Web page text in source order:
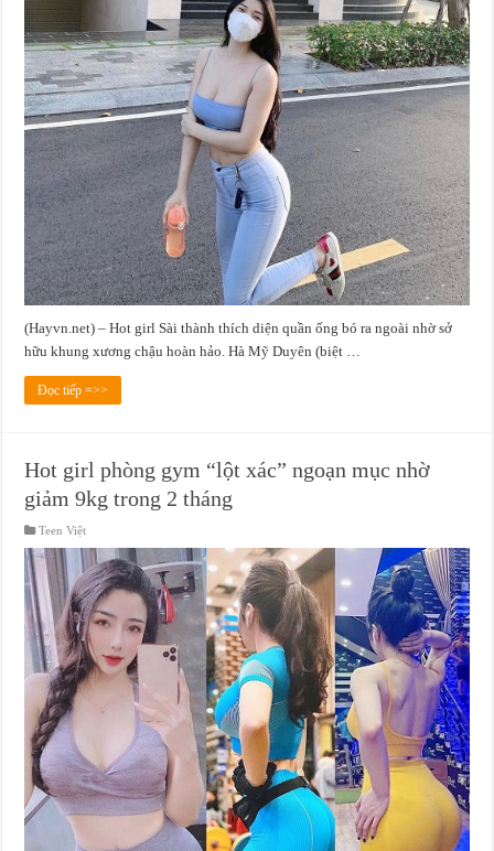
(Hayvn.net) – Hot girl Sài thành thích diện quần ống bó ra ngoài nhờ sở
hữu khung xương chậu hoàn hảo. Hà Mỹ Duyên (biệt …
Đọc tiếp =>>
Hot girl phòng gym “lột xác” ngoạn mục nhờ
giảm 9kg trong 2 tháng
Teen Việt